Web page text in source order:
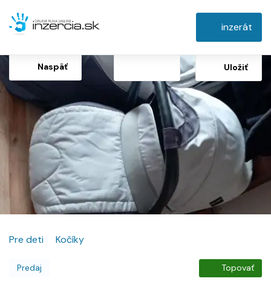
inzerát
Naspäť Uložiť
Pre deti Kočíky
Predaj Topovať